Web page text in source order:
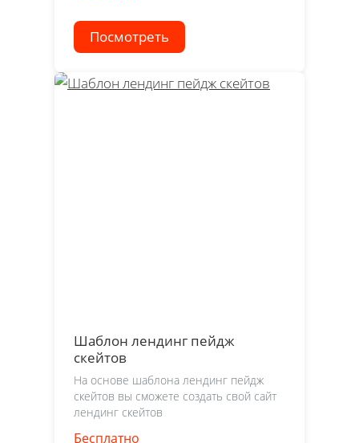
Посмотреть
Шаблон лендинг пейдж
скейтов
На основе шаблона лендинг пейдж
скейтов вы сможете создать свой сайт
лендинг скейтов
Бесплатно